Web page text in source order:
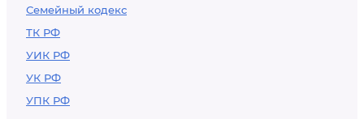
Семейный кодекс
ТК РФ
УИК РФ
УК РФ
УПК РФ